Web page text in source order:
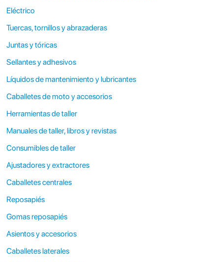
Eléctrico
Tuercas, tornillos y abrazaderas
Juntas y tóricas
Sellantes y adhesivos
Líquidos de mantenimiento y lubricantes
Caballetes de moto y accesorios
Herramientas de taller
Manuales de taller, libros y revistas
Consumibles de taller
Ajustadores y extractores
Caballetes centrales
Reposapiés
Gomas reposapiés
Asientos y accesorios
Caballetes laterales